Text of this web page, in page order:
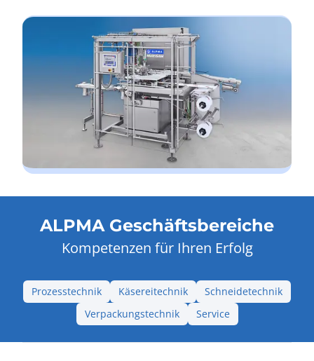
ALPMA Geschäftsbereiche
Kompetenzen für Ihren Erfolg
Prozesstechnik Käsereitechnik
Schneidetechnik
Verpackungstechnik
Service